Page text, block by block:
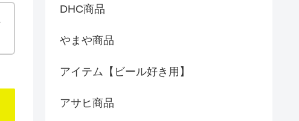
DHC商品
やまや商品
アイテム【ビール好き用】
アサヒ商品